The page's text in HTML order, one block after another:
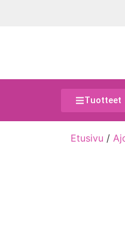
Tuotteet
Etusivu /